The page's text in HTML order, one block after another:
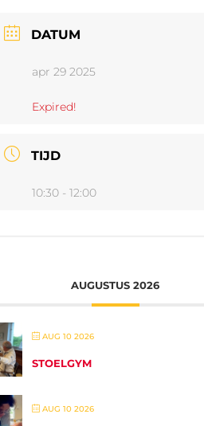
DATUM
apr 29 2025
Expired!
TIJD
10:30 - 12:00
AUGUSTUS 2026
AUG 10 2026
STOELGYM
AUG 10 2026